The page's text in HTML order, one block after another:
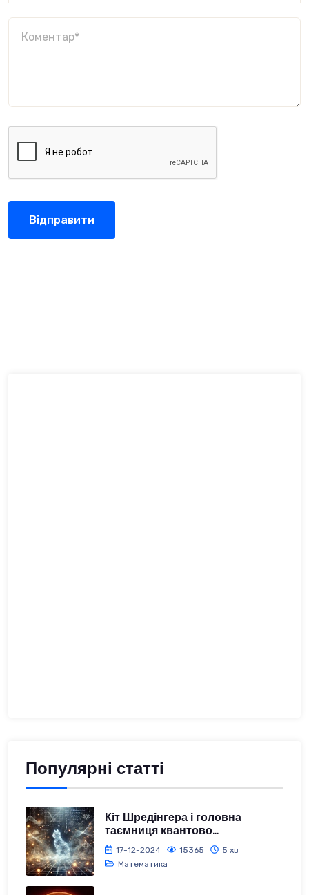
Відправити
Популярні статті
Кіт Шредінгера і головна
таємниця квантово...
17-12-2024 15365
5 хв
Математика